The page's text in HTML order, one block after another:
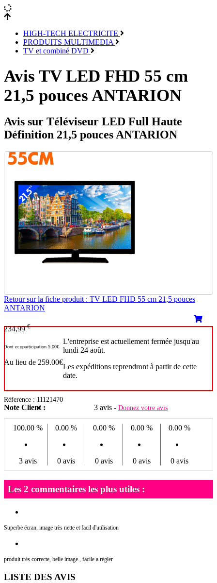
HIGH-TECH ELECTRICITE
PRODUITS MULTIMEDIA
TV et combiné DVD
Avis TV LED FHD 55 cm
21,5 pouces ANTARION
Avis sur Téléviseur LED Full Haute
Définition 21,5 pouces ANTARION
Retour sur la fiche produit : TV LED FHD 55 cm 21,5 pouces
ANTARION
234,99€
Dont ecoparticipation 5,00€
Au lieu de 259.00€
L'entreprise est actuellement fermée jusqu'au
lundi 24 août.
Les expéditions reprendront à partir de cette
date.
Réference : 11121470
Note Client : 3 avis - Donnez votre avis
100.00 %
3 avis
0.00 %
0 avis
0.00 %
0 avis
0.00 %
0 avis
0.00 %
0 avis
Les 2 commentaires les plus utiles :
Superbe écran, image très nette et facil d'utilisation
produit très correcte, belle image , facile a régler
LISTE DES AVIS